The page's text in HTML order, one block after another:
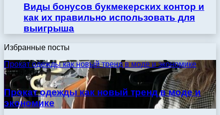
Виды бонусов букмекерских контор и
как их правильно использовать для
выигрыша
Избранные посты
Прокат одежды как новый тренд в моде и экономике
30.09.2024
Прокат одежды как новый тренд в моде и
экономике